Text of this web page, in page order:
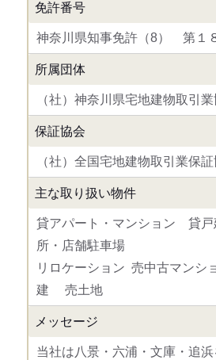
免許番号
神奈川県知事免許（8） 第１
所属団体
（社）神奈川県宅地建物取引
保証協会
（社）全国宅地建物取引業保
主な取り扱い物件
貸アパート・マンション 貸
所・店舗駐車場
リロケーション 売中古マン
建 売土地
メッセージ
当社は八景・六浦・文庫・追